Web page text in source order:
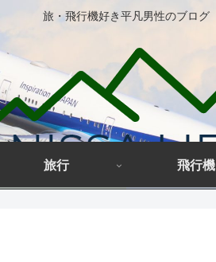
旅・飛行機好き平凡男性のブログ
旅行 飛行機